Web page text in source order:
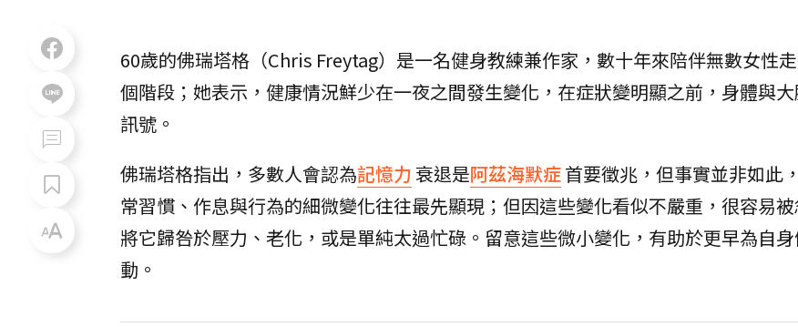
60歲的佛瑞塔格（Chris Freytag）是一名健身教練兼作家，數十年來陪伴無數女性
個階段；她表示，健康情況鮮少在一夜之間發生變化，在症狀變明顯之前，身體與
訊號。
佛瑞塔格指出，多數人會認為記憶力 衰退是阿茲海默症首要徵兆，但事實並非如此
常習慣、作息與行為的細微變化往往最先顯現；但因這些變化看似不嚴重，很容易
將它歸咎於壓力、老化，或是單純太過忙碌。留意這些微小變化，有助於更早為自
動。